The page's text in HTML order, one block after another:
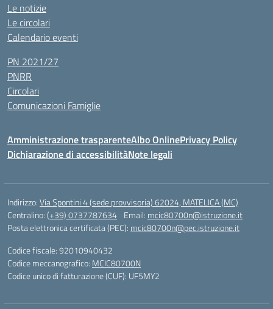
Le notizie
Le circolari
Calendario eventi
PN 2021/27
PNRR
Circolari
Comunicazioni Famiglie
Amministrazione trasparenteAlbo OnlinePrivacy Policy
Dichiarazione di accessibilitàNote legali
Indirizzo:Via Spontini 4 (sede provvisoria) 62024, MATELICA (MC)
Centralino:(+39) 0737787634 Email: mcic80700n@istruzione.it
Posta elettronica certificata (PEC): mcic80700n@pec.istruzione.it
Codice fiscale: 92010940432
Codice meccanografico: MCIC80700N
Codice unico di fatturazione (CUF): UF5MY2